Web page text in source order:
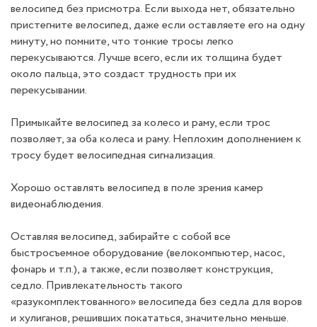
велосипед без присмотра. Если выхода нет, обязательно
пристегните велосипед, даже если оставляете его на одну
минуту, но помните, что тонкие тросы легко
перекусываются. Лучше всего, если их толщина будет
около пальца, это создаст трудность при их
перекусывании.
Примыкайте велосипед за колесо и раму, если трос
позволяет, за оба колеса и раму. Неплохим дополнением к
тросу будет велосипедная сигнализация.
Хорошо оставлять велосипед в поле зрения камер
видеонаблюдения.
Оставляя велосипед, забирайте с собой все
быстросъемное оборудование (велокомпьютер, насос,
фонарь и т.п.), а также, если позволяет конструкция,
седло. Привлекательность такого
«разукомплектованного» велосипеда без седла для воров
и хулиганов, решивших покататься, значительно меньше.